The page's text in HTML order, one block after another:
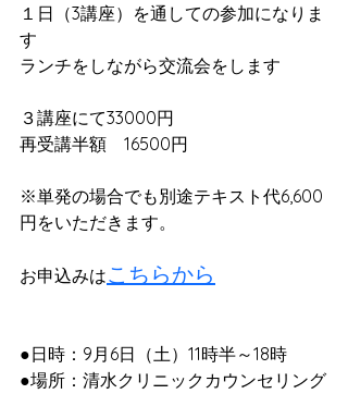
１日（3講座）を通しての参加になりま
す
ランチをしながら交流会をします
３講座にて33000円
再受講半額　16500円
※単発の場合でも別途テキスト代6,600
円をいただきます。
お申込みはこちらから
●日時：9月6日（土）11時半～18時
●場所：清水クリニックカウンセリング